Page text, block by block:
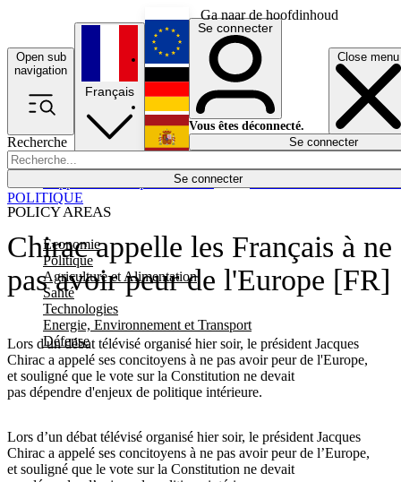
Ga naar de hoofdinhoud
Open sub
navigation
Close menu
Recherche
Se connecter
POLICY AREAS
Economie
Politique
Agriculture et Alimentation
Santé
Technologies
Energie, Environnement et Transport
Défense
Économie
Français
English
Deutsch
Español
Se connecter
Vous êtes déconnecté.
Se connecter
Chirac appelle les Français à ne
pas avoir peur de l'Europe [FR]
Lors d'un débat télévisé organisé hier soir, le président Jacques
Chirac a appelé ses concitoyens à ne pas avoir peur de l'Europe,
et souligné que le vote sur la Constitution ne devait
pas dépendre d'enjeux de politique intérieure.
POLITIQUE
Lors d’un débat télévisé organisé hier soir, le président Jacques
Chirac a appelé ses concitoyens à ne pas avoir peur de l’Europe,
et souligné que le vote sur la Constitution ne devait